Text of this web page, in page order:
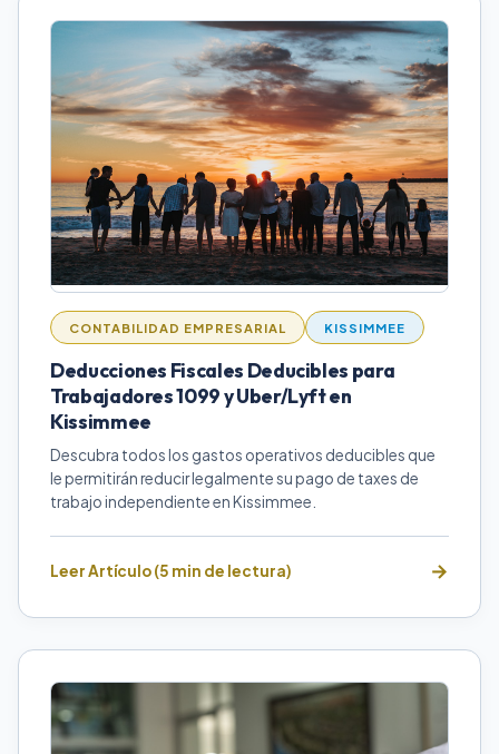
CONTABILIDAD EMPRESARIAL KISSIMMEE
Deducciones Fiscales Deducibles para
Trabajadores 1099 y Uber/Lyft en
Kissimmee
Descubra todos los gastos operativos deducibles que
le permitirán reducir legalmente su pago de taxes de
trabajo independiente en Kissimmee.
Leer Artículo (5 min de lectura)